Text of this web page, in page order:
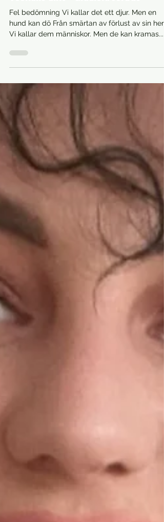
19 maj 2025
Veckans Dikt
Veckans dikt - Gladiola Jorbus
Fel bedömning Vi kallar det ett djur. Men en
Vi kallar dem människor. Men de kan kramas...